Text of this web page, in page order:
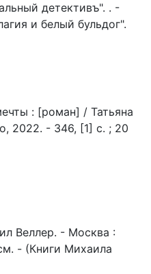
детективъ". . -
и белый бульдог".
: [роман] / Татьяна
2022. - 346, [1] с. ; 20
Веллер. - Москва :
- (Книги Михаила